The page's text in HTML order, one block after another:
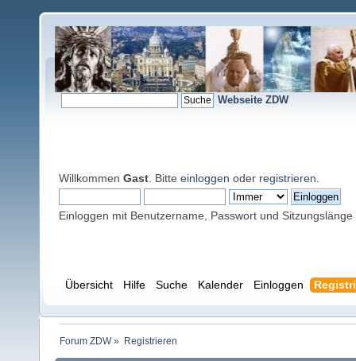
Webseite ZDW
Willkommen Gast . Bitte einloggen oder registrieren
Einloggen mit Benutzername, Passwort und Sitzungslänge
Übersicht Hilfe Suche Kalender Einloggen
Forum ZDW» Registrieren